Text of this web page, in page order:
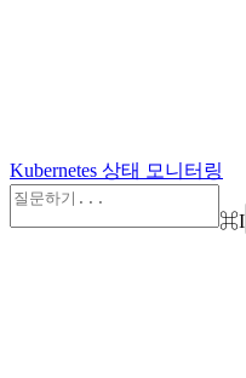
Kubernetes 상태 모니터링
⌘I